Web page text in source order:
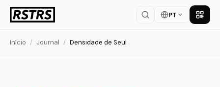
PT Baixar
Início / Journal / Densidade de Seul